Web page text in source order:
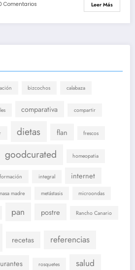
Comentarios Leer Más
bizcochos calabaza
comparativa compartir
dietas flan frescos
goodcurated homeopatia
integral internet
madre metástasis microondas
pan postre Rancho Canario
recetas
referencias
rosquetes salud